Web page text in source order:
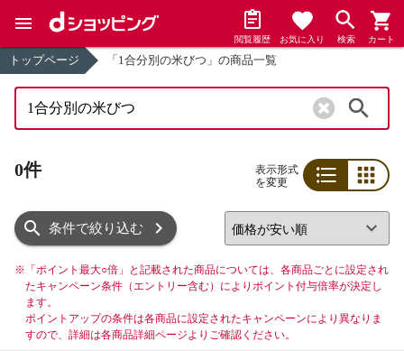
閲覧履歴 お気に入り 検索 カート
トップページ 「1合分別の米びつ」の商品一覧
0件
表示形式
を変更
条件で絞り込む
※ 「ポイント最大○倍」と記載された商品については、各商品ごとに設定され
たキャンペーン条件（エントリー含む）によりポイント付与倍率が決定し
ます。
ポイントアップの条件は各商品に設定されたキャンペーンにより異なりま
すので、詳細は各商品詳細ページよりご確認ください。